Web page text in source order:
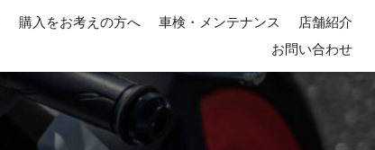
購入をお考えの方へ 車検・メンテナンス
店舗紹介
お問い合わせ